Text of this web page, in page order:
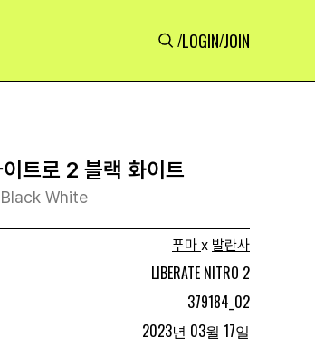
/LOGIN/JOIN
트로 2 블랙 화이트
White
푸마 x 발란사
LIBERATE NITRO 2
379184_02
2023년 03월 17일